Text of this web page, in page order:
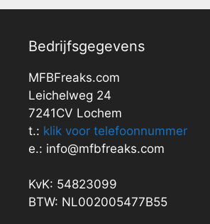
Bedrijfsgegevens
MFBFreaks.com
Leichelweg 24
7241CV Lochem
t.: klik voor telefoonnummer
e.: info@mfbfreaks.com
KvK: 54823099
BTW: NL002005477B55